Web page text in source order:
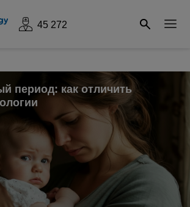
45 272
период: как отличить